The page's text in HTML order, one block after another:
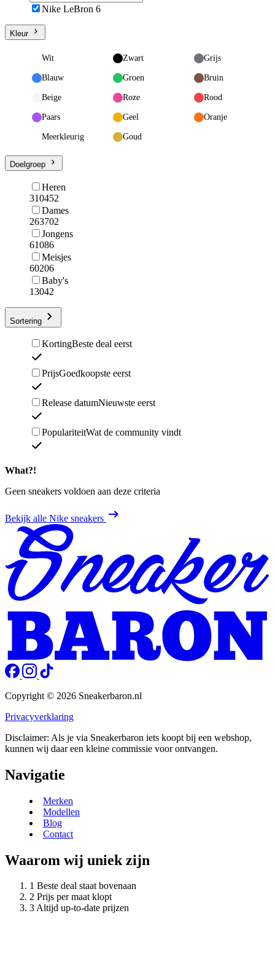
Nike LeBron 6
Kleur
Wit Zwart Grijs
Blauw Groen Bruin
Beige Roze Rood
Paars Geel Oranje
Meerkleurig Goud
Doelgroep
Heren
310452
Dames
263702
Jongens
61086
Meisjes
60206
Baby's
13042
Sortering
KortingBeste deal eerst
PrijsGoedkoopste eerst
Release datumNieuwste eerst
PopulariteitWat de community vindt
What?!
Geen sneakers voldoen aan deze criteria
Bekijk alle Nike sneakers
Copyright © 2026 Sneakerbaron.nl
Privacyverklaring
Disclaimer: Als je via Sneakerbaron iets koopt bij een webshop,
kunnen wij daar een kleine commissie voor ontvangen.
Navigatie
Merken
Modellen
Blog
Contact
Waarom wij uniek zijn
Beste deal staat bovenaan
Prijs per maat klopt
Altijd up-to-date prijzen